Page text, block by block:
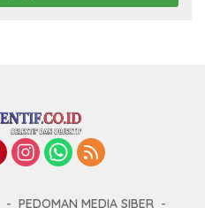
PEDOMAN MEDIA SIBER